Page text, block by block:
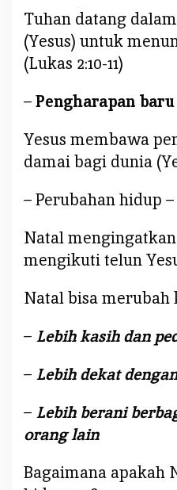
u
p
a
Tuhan datang
(Yesus) untuk
(Lukas 2:10-11)
–Pengharapan baru
Yesus membawa
damai bagi dunia
– Perubahan hidup –
Natal
mengikuti telun
Natal bisa merubah
– Lebih kasih dan
– Lebih dekat
– Lebih berani
orang lain
Bagaimana apakah